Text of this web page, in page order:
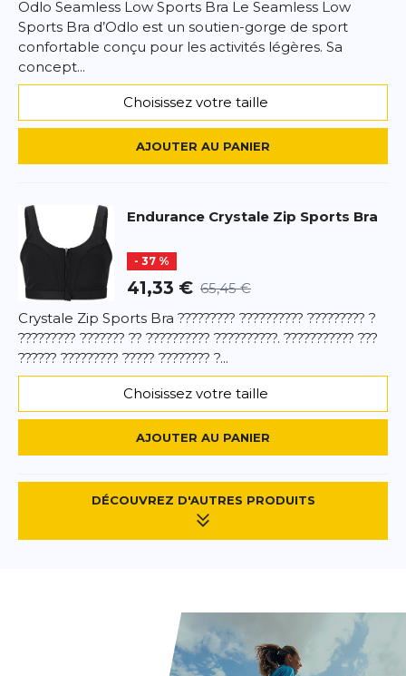
Odlo Seamless Low Sports Bra Le Seamless Low
Sports Bra d’Odlo est un soutien-gorge de sport
confortable conçu pour les activités légères. Sa
concept...
Choisissez votre taille
AJOUTER AU PANIER
Endurance Crystale Zip Sports Bra
- 37 %
41,33 € 65,45 €
Crystale Zip Sports Bra ????????? ?????????? ????????? ?
????????? ??????? ?? ?????????? ??????????. ??????????? ???
?????? ????????? ????? ???????? ?...
Choisissez votre taille
AJOUTER AU PANIER
DÉCOUVREZ D'AUTRES PRODUITS